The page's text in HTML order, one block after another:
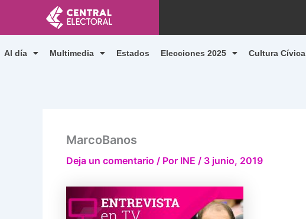
contenido
Al día Multimedia Estados Elecciones 2025 Cultura Cívica
MarcoBanos
Deja un comentario / Por INE / 3 junio, 2019